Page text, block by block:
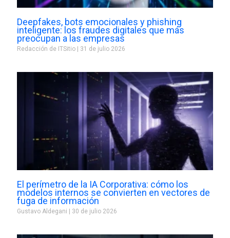
Deepfakes, bots emocionales y phishing
inteligente: los fraudes digitales que más
preocupan a las empresas
Redacción de ITSitio 31 de julio 2026
El perímetro de la IA Corporativa: cómo los
modelos internos se convierten en vectores de
fuga de información
Gustavo Aldegani 30 de julio 2026